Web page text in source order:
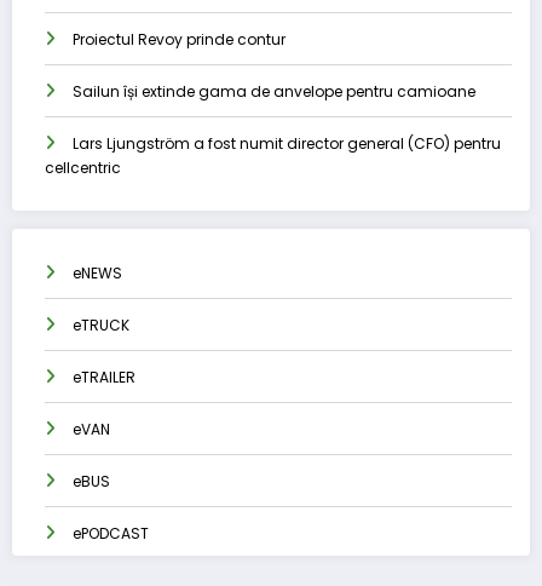
Proiectul Revoy prinde contur
Sailun își extinde gama de anvelope pentru camioane
Lars Ljungström a fost numit director general (CFO) pentru
cellcentric
eNEWS
eTRUCK
eTRAILER
eVAN
eBUS
ePODCAST